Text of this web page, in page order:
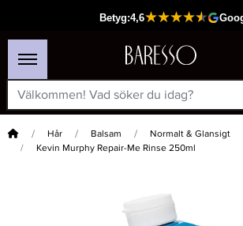
Hem Hår Balsam
Normalt & Glansigt
Kevin Murphy Repair-Me Rinse 250ml